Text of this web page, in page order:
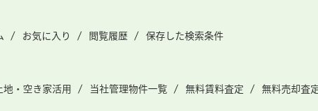
お気に入り 閲覧履歴 保存した検索条件
地・空き家活用 当社管理物件一覧 無料賃料査定 無料売却査